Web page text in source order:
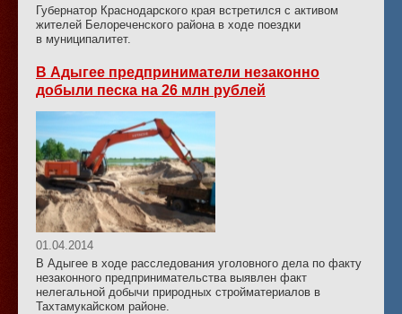
Губернатор Краснодарского края встретился с активом
жителей Белореченского района в ходе поездки
в муниципалитет.
В Адыгее предприниматели незаконно
добыли песка на 26 млн рублей
01.04.2014
В Адыгее в ходе расследования уголовного дела по факту
незаконного предпринимательства выявлен факт
нелегальной добычи природных стройматериалов в
Тахтамукайском районе.